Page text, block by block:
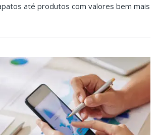
até produtos com valores bem mais